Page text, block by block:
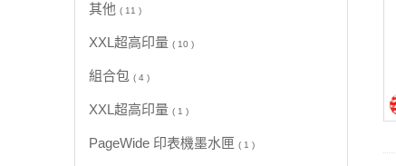
其他 ( 11 )
XXL超高印量 ( 10 )
組合包 ( 4 )
XXL超高印量 ( 1 )
PageWide 印表機墨水匣 ( 1 )